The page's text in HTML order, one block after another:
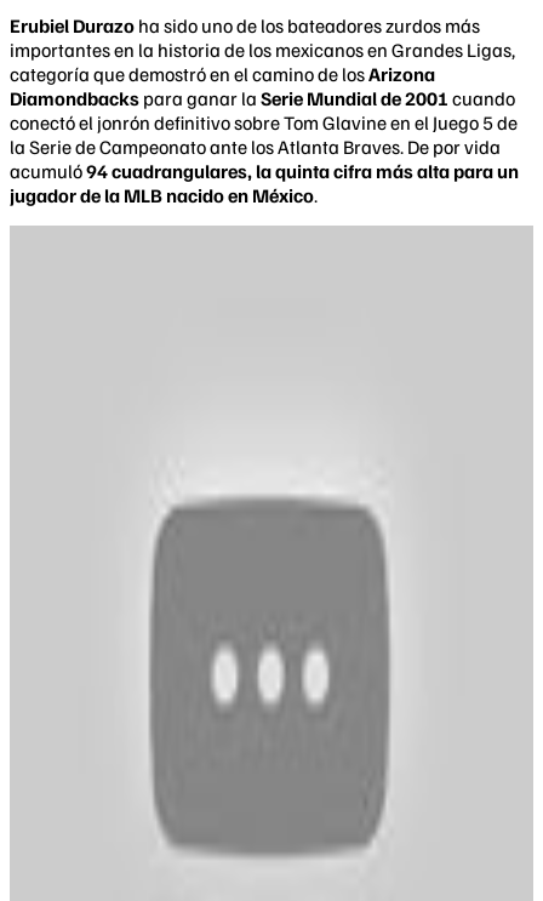
Erubiel Durazo ha sido uno de los bateadores zurdos más
importantes en la historia de los mexicanos en Grandes Ligas,
categoría que demostró en el camino de losArizona
Diamondbacks para ganar la Serie Mundial de 2001 cuando
conectó el jonrón definitivo sobre Tom Glavine en el Juego 5 de
la Serie de Campeonato ante los Atlanta Braves. De por vida
acumuló94 cuadrangulares, la quinta cifra más alta para un
jugador de la MLB nacido en México.